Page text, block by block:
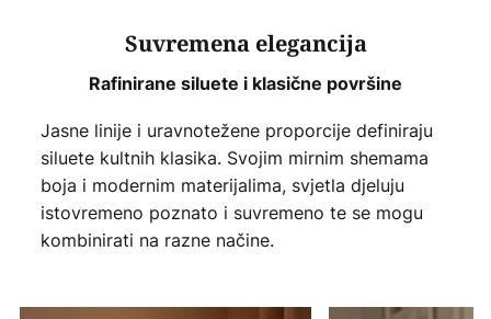
Suvremena elegancija
Rafinirane siluete i klasične površine
Jasne linije i uravnotežene proporcije definiraju
siluete kultnih klasika. Svojim mirnim shemama
boja i modernim materijalima, svjetla djeluju
istovremeno poznato i suvremeno te se mogu
kombinirati na razne načine.